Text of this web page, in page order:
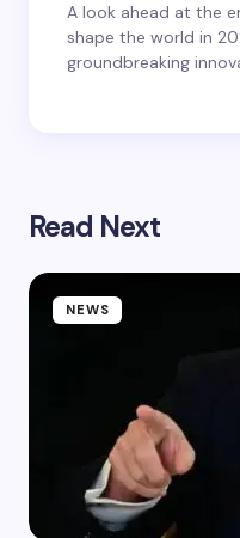
A look ahead at the
shape the world in
groundbreaking
Read Next
NEWS